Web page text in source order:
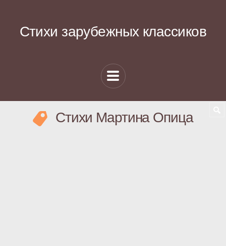
Стихи зарубежных классиков
Стихи Мартина Опица